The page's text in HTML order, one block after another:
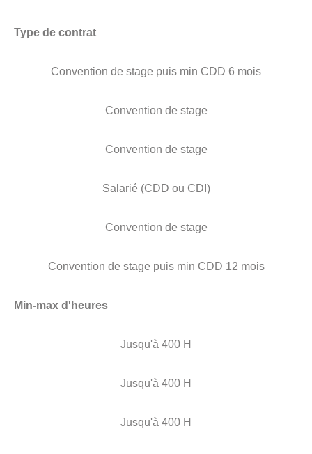
Type de contrat
Convention de stage puis min CDD 6 mois
Convention de stage
Convention de stage
Salarié (CDD ou CDI)
Convention de stage
Convention de stage puis min CDD 12 mois
Min-max d'heures
Jusqu'à 400 H
Jusqu'à 400 H
Jusqu'à 400 H